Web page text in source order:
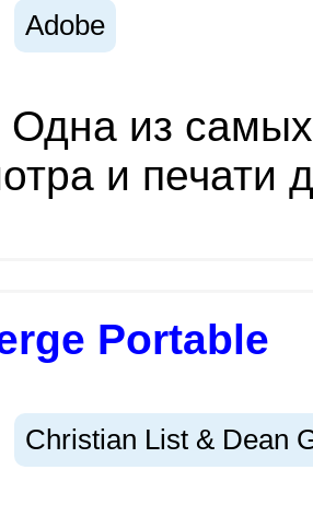
Adobe
Одна из
и печати
Portable
Christian List & Dean